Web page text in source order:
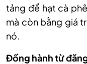
tảng để hạt cà
mà còn bằng giá
nó.
Đồng hành từ